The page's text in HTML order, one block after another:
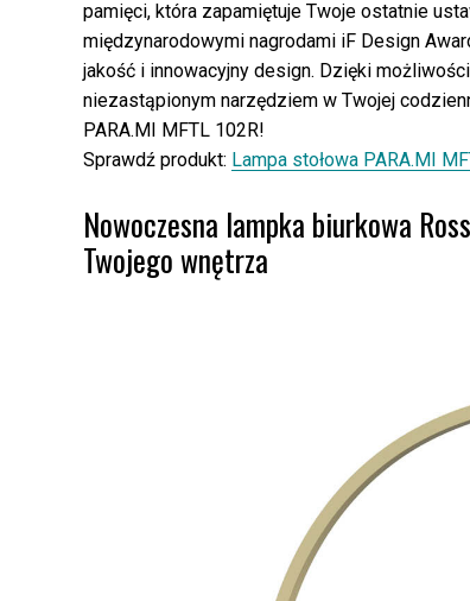
pamięci, która zapamiętuje Twoje ostatnie
międzynarodowymi nagrodami iF Design
jakość i innowacyjny design. Dzięki
niezastąpionym narzędziem w Twojej
PARA.MI MFTL 102R!
Sprawdź produkt: Lampa stołowa PARA.MI
Nowoczesna lampka biurkowa
Twojego wnętrza